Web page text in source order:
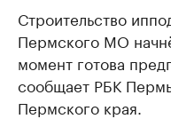
Строительство
Пермского МО
момент готова
сообщает РБК
Пермского края.